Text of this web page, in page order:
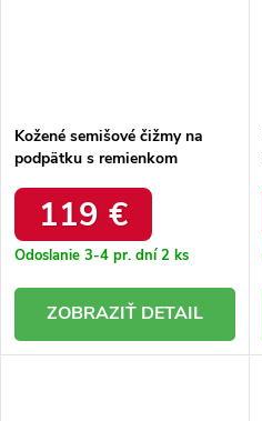
Kožené semišové čižmy na
podpätku s remienkom
bordové / 70156
W.BORDO+CN
119 €
Odoslanie 3-4 pr. dní2 ks
DETAIL